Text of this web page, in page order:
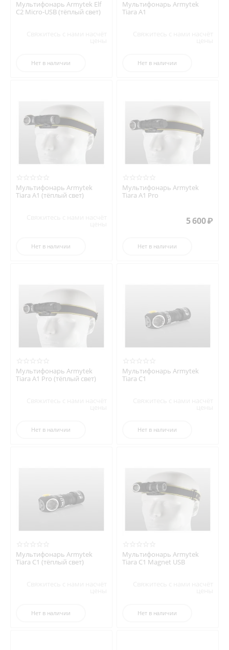
Мультифонарь Armytek Elf
C2 Micro-USB (тёплый свет)
Нет в наличии
Мультифонарь Armytek
Tiara A1
Нет в наличии
Мультифонарь Armytek
Tiara A1 (тёплый свет)
Нет в наличии
Мультифонарь Armytek
Tiara A1 Pro
5 600₽
Нет в наличии
Мультифонарь Armytek
Tiara A1 Pro (тёплый свет)
Нет в наличии
Мультифонарь Armytek
Tiara C1
Нет в наличии
Мультифонарь Armytek
Tiara C1 (тёплый свет)
Нет в наличии
Мультифонарь Armytek
Tiara C1 Magnet USB
Нет в наличии